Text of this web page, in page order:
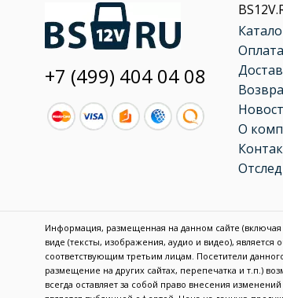
+7 (499) 404 04 08
Оплата
О
Информация, размещенная на данном сайте (включая
виде (тексты, изображения, аудио и видео),
соответствующим третьим лицам. Посетители
размещение на других сайтах, перепечатка и т.п.)
всегда оставляет за собой право внесения